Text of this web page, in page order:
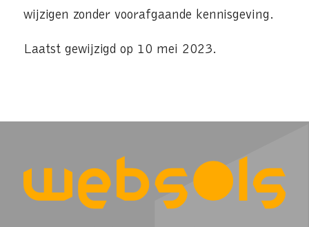
wijzigen zonder voorafgaande kennisgeving.
Laatst gewijzigd op 10 mei 2023.